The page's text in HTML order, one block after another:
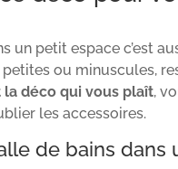
un petit espace c’est
petites ou minuscules,
déco qui vous plaît,
les accessoires.
de bains dans